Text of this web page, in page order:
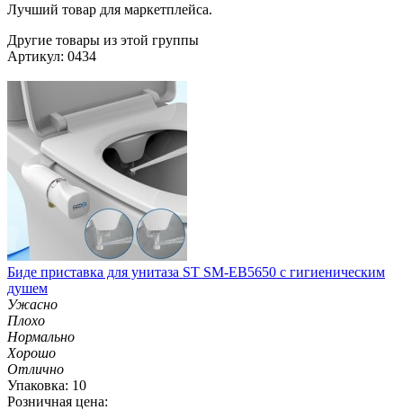
Лучший товар для маркетплейса.
Другие товары из этой группы
Артикул: 0434
Биде приставка для унитаза ST SM-EB5650 с гигиеническим
душем
Ужасно
Плохо
Нормально
Хорошо
Отлично
Упаковка: 10
Розничная цена: